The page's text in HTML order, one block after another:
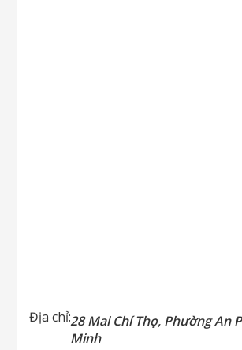
Địa chỉ:28 Mai Chí Thọ, Phường An
Minh